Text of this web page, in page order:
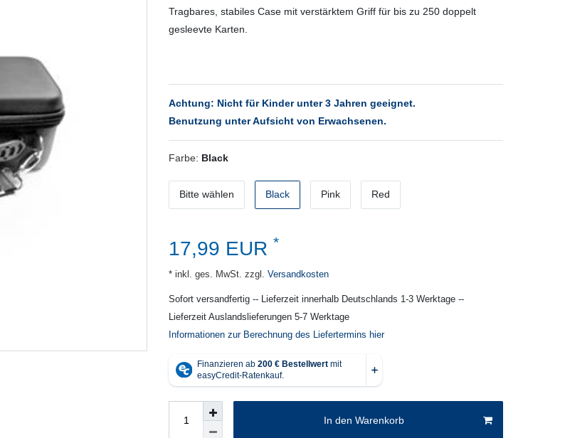
Tragbares, stabiles Case mit verstärktem Griff für bis zu 250 doppelt
gesleevte Karten.
Achtung: Nicht für Kinder unter 3 Jahren geeignet.
Benutzung unter Aufsicht von Erwachsenen.
Farbe: Black
Bitte wählen Black Pink Red
17,99 EUR *
* inkl. ges. MwSt. zzgl. Versandkosten
Sofort versandfertig -- Lieferzeit innerhalb Deutschlands 1-3 Werktage --
Lieferzeit Auslandslieferungen 5-7 Werktage
Informationen zur Berechnung des Liefertermins hier
In den Warenkorb